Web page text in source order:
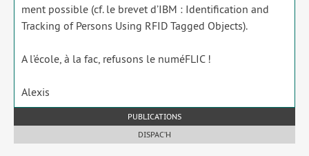
ment pos­sible (cf. le bre­vet d’IBM : Identification and
Tracking of Persons Using RFID Tagged Objects).
A l’école, à la fac, refu­sons le numéFLIC !
Alexis
PUBLICATIONS
DISPAC’H